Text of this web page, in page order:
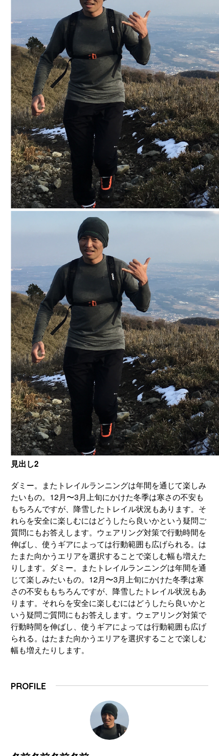
見出し2
ダミー。またトレイルランニングは年間を通じて楽しみ
たいもの。12月〜3月上旬にかけた冬季は寒さの不安も
もちろんですが、降雪したトレイル状況もあります。そ
れらを安全に楽しむにはどうしたら良いかという疑問ご
質問にもお答えします。ウェアリング対策で行動時間を
伸ばし、使うギアによっては行動範囲も広げられる。は
たまた向かうエリアを選択することで楽しむ幅も増えた
りします。ダミー。またトレイルランニングは年間を通
じて楽しみたいもの。12月〜3月上旬にかけた冬季は寒
さの不安ももちろんですが、降雪したトレイル状況もあ
ります。それらを安全に楽しむにはどうしたら良いかと
いう疑問ご質問にもお答えします。ウェアリング対策で
行動時間を伸ばし、使うギアによっては行動範囲も広げ
られる。はたまた向かうエリアを選択することで楽しむ
幅も増えたりします。
PROFILE